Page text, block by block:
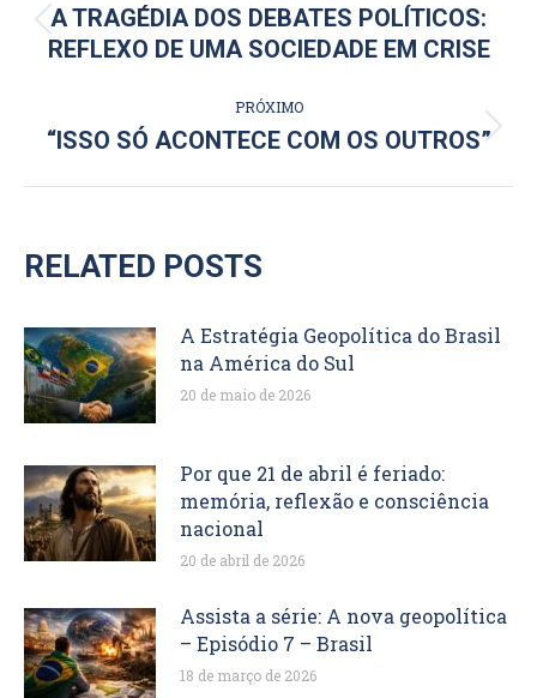
DE
POST:
Post
anterior:
A TRAGÉDIA DOS DEBATES POLÍTICOS:
REFLEXO DE UMA SOCIEDADE EM CRISE
PRÓXIMO
Próximo
“ISSO SÓ ACONTECE COM OS OUTROS”
RELATED POSTS
A Estratégia Geopolítica do Brasil
na América do Sul
20 de maio de 2026
Por que 21 de abril é feriado:
memória, reflexão e consciência
nacional
20 de abril de 2026
Assista a série: A nova geopolítica
– Episódio 7 – Brasil
18 de março de 2026